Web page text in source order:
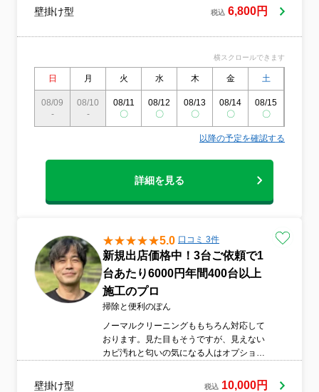
環境や職場環境が清々しくなり 心から「あ
りがとう！」と喜んで頂ける 最上級の満足
壁掛け型 税込 6,800円
横スクロールできます
日 月 火 水 木 金 土
08/09
-
08/10
-
08/11
〇
08/12
〇
08/13
〇
08/14
〇
08/15
〇
以降の予定を確認する
詳細を見る
5.0 口コミ 3件
新規出店価格中！3台ご依頼で1
台あたり6000円年間400台以上
施工のプロ
掃除と便利のぽん
ノーマルクリーニングももちろん対応して
おります。見た目もそうですが、見えない
カビ汚れと匂いの気になる人はオプション
壁掛け型 税込 10,000円